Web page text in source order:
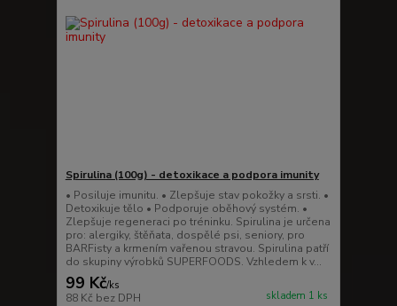
Spirulina (100g) - detoxikace a podpora imunity
• Posiluje imunitu. • Zlepšuje stav pokožky a srsti. •
Detoxikuje tělo • Podporuje oběhový systém. •
Zlepšuje regeneraci po tréninku. Spirulina je určena
pro: alergiky, štěňata, dospělé psi, seniory, pro
BARFisty a krmením vařenou stravou. Spirulina patří
do skupiny výrobků SUPERFOODS. Vzhledem k v...
99 Kč/ks
88 Kč bez DPH skladem 1 ks